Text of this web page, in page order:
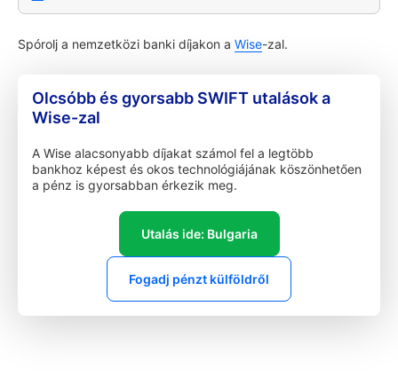
Spórolj a nemzetközi banki díjakon a Wise-zal.
Olcsóbb és gyorsabb SWIFT utalások a
Wise-zal
A Wise alacsonyabb díjakat számol fel a legtöbb
bankhoz képest és okos technológiájának köszönhetően
a pénz is gyorsabban érkezik meg.
Utalás ide: Bulgaria
Fogadj pénzt külföldről